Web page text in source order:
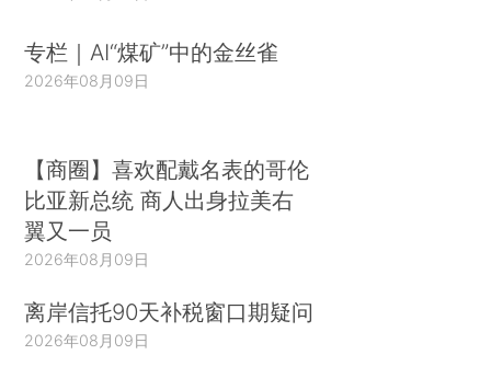
专栏｜AI“煤矿”中的金丝雀
2026年08月09日
【商圈】喜欢配戴名表的哥伦
比亚新总统 商人出身拉美右
翼又一员
2026年08月09日
离岸信托90天补税窗口期疑问
2026年08月09日